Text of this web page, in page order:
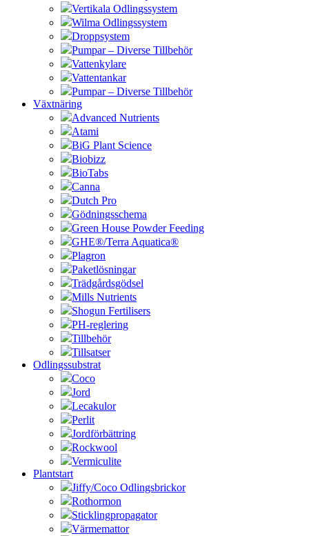
Vertikala Odlingssystem
Wilma Odlingssystem
Droppsystem
Pumpar – Diverse Tillbehör
Vattenkylare
Vattentankar
Pumpar – Diverse Tillbehör
Växtnäring
Advanced Nutrients
Atami
BiG Plant Science
Biobizz
BioTabs
Canna
Dutch Pro
Gödningsschema
Green House Powder Feeding
GHE®/Terra Aquatica®
Plagron
Paketlösningar
Trädgårdsgödsel
Mills Nutrients
Shogun Fertilisers
PH-reglering
Tillbehör
Tillsatser
Odlingssubstrat
Coco
Jord
Lecakulor
Perlit
Jordförbättring
Rockwool
Vermiculite
Plantstart
Jiffy/Coco Odlingsbrickor
Rothormon
Sticklingpropagator
Värmemattor